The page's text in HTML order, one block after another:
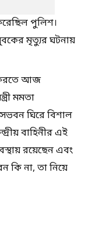
পুলিশ।
মৃত্যুর ঘটনায়
করতে আজ
মমতা
ঘিরে বিশাল
বাহিনীর এই
রয়েছেন এবং
কি না, তা নিয়ে